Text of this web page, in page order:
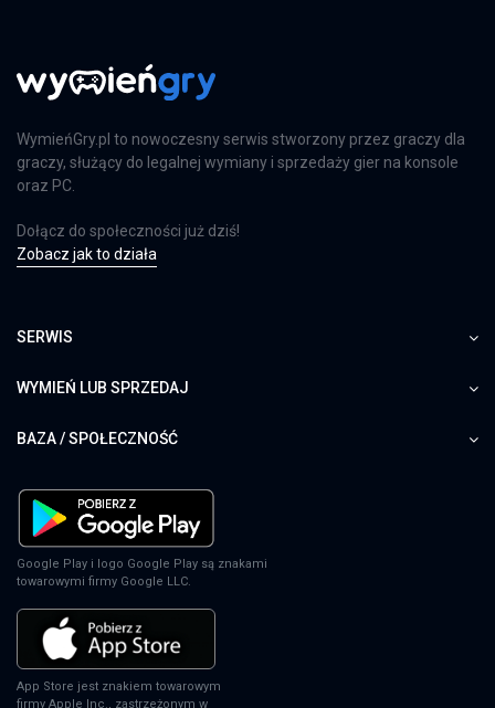
WymieńGry.pl to nowoczesny serwis stworzony przez graczy dla
graczy, służący do legalnej wymiany i sprzedaży gier na konsole
oraz PC.
Dołącz do społeczności już dziś!
Zobacz jak to działa
SERWIS
WYMIEŃ LUB SPRZEDAJ
BAZA / SPOŁECZNOŚĆ
Google Play i logo Google Play są znakami
towarowymi firmy Google LLC.
App Store jest znakiem towarowym
firmy Apple Inc., zastrzeżonym w